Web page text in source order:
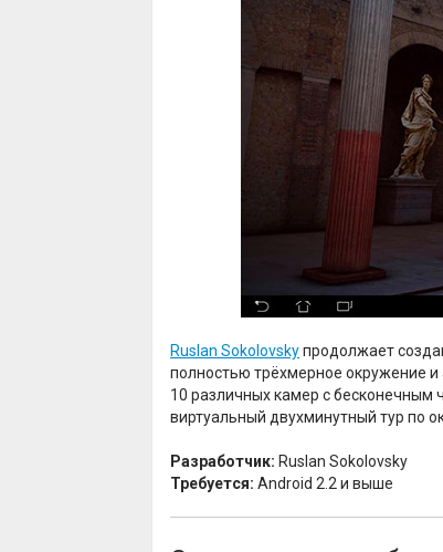
Ruslan Sokolovskyпродолжает
полностью трёхмерное окружение и
10 различных камер с бесконечным
виртуальный двухминутный тур по
Разработчик: Ruslan Sokolovsky
Требуется: Android 2.2 и выше